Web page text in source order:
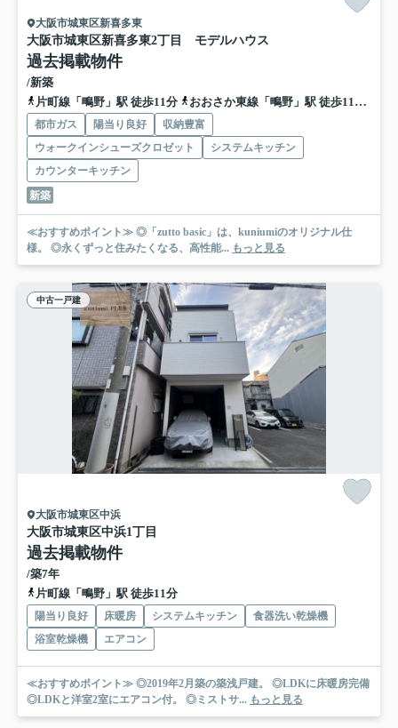
大阪市城東区新喜多東
大阪市城東区新喜多東2丁目 モデルハウス
過去掲載物件
/新築
片町線「鴫野」駅 徒歩11分
おおさか東線「鴫野」駅 徒歩11分
都市ガス 陽当り良好
収納豊富
ウォークインシューズクロゼット
システムキッチン
カウンターキッチン
新築
≪おすすめポイント≫ ◎「zutto basic」は、kuniumiのオリジナル仕
様。 ◎永くずっと住みたくなる、高性能... もっと見る
中古一戸建
大阪市城東区中浜
大阪市城東区中浜1丁目
過去掲載物件
/築7年
片町線「鴫野」駅 徒歩11分
陽当り良好 床暖房 システムキッチン
食器洗い乾燥機
浴室乾燥機
エアコン
≪おすすめポイント≫ ◎2019年2月築の築浅戸建。 ◎LDKに床暖房完備
◎LDKと洋室2室にエアコン付。 ◎ミストサ... もっと見る